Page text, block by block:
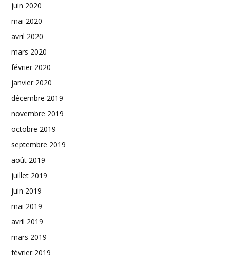
juin 2020
mai 2020
avril 2020
mars 2020
février 2020
janvier 2020
décembre 2019
novembre 2019
octobre 2019
septembre 2019
août 2019
juillet 2019
juin 2019
mai 2019
avril 2019
mars 2019
février 2019